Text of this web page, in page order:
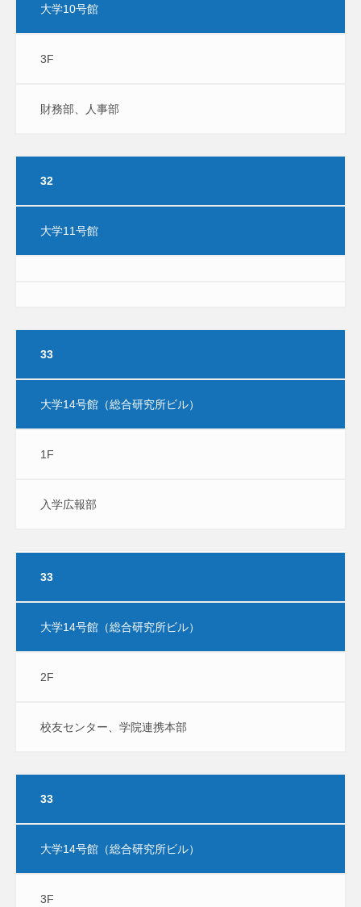
大学10号館
3F
財務部、人事部
32
大学11号館
33
大学14号館（総合研究所ビル）
1F
入学広報部
33
大学14号館（総合研究所ビル）
2F
校友センター、学院連携本部
33
大学14号館（総合研究所ビル）
3F